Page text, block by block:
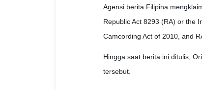
Agensi berita Filipina
Republic Act 8293 (RA) or the
Camcording Act of 2010, and
Hingga saat berita ini ditulis,
tersebut.